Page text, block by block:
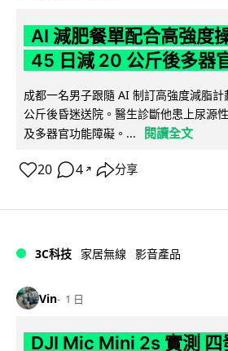
AI 減肥餐單配合高強
45 日減 20 公斤後多器
成都一名男子跟隨 AI 制訂高強度減脂
公斤後昏迷送院。醫生診斷他患上尿源
及多器官功能障礙。...
閱讀全文
20 4 ↗ 分享
3C科技 家居無線 影音產品
Vin 1 日
DJI Mic Mini 2s 實測 四